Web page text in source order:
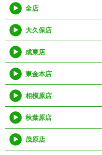
全店
大久保店
成東店
東金本店
相模原店
秋葉原店
茂原店